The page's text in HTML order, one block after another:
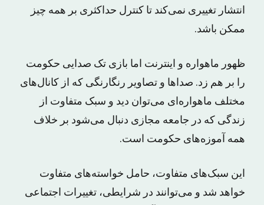
انتشار تغییری نمی‌کند تا کنترل حداکثری بر همه چیز
ممکن باشد.
ظهور ماهواره و اینترنت اما بازی تک صدایی حکومت
را بر هم زد. صداها و تصاویر رنگارنگی که از کانال‌های
مختلف ماهواره‌ای می‌توان دید و سبک متفاوت از
زندگی که در جامعه مجازی دنبال می‌شود بر خلاف
همه آموزه‌های حکومت است.
این سبک‌های متفاوت، حامل خواسته‌های متفاوت
خواهد شد و می‌توانند در شرایطی، تغییرات اجتماعی